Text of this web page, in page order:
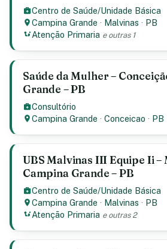
Centro de Saúde/Unidade Básica
Campina Grande · Malvinas · PB
Atenção Primaria e outras 1
Saúde da Mulher –
Grande – PB
Consultório
Campina Grande ·Conceicao · PB
UBS Malvinas III Equipe Ii –
Campina Grande – PB
Centro de Saúde/Unidade Básica
Campina Grande · Malvinas · PB
Atenção Primaria e outras 2